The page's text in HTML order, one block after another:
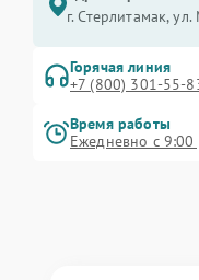
г. Стерлитамак,
Горячая линия
+7 (800) 301-55-
Время работы
Ежедневно с